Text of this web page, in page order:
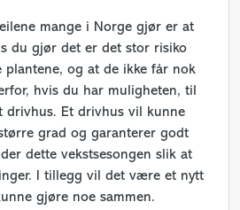
mange i Norge gjør er at
du gjør det er det stor risiko
og at de ikke får nok
hvis du har muligheten, til
drivhus. Et drivhus vil kunne
grad og garanterer godt
dette vekstsesongen slik at
I tillegg vil det være et nytt
gjøre noe sammen.